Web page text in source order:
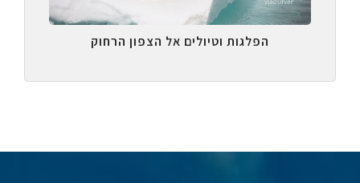
הפלגות וטיולים אל הצפון הרחוק